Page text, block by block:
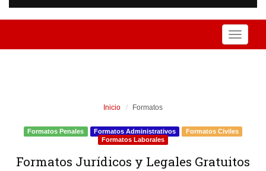
Toggle
Inicio Formatos
Formatos Penales Formatos Administrativos
Formatos Civiles
Formatos Laborales
Formatos Jurídicos y Legales Gratuitos